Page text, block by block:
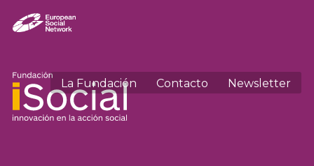
La Fundación Contacto Newsletter